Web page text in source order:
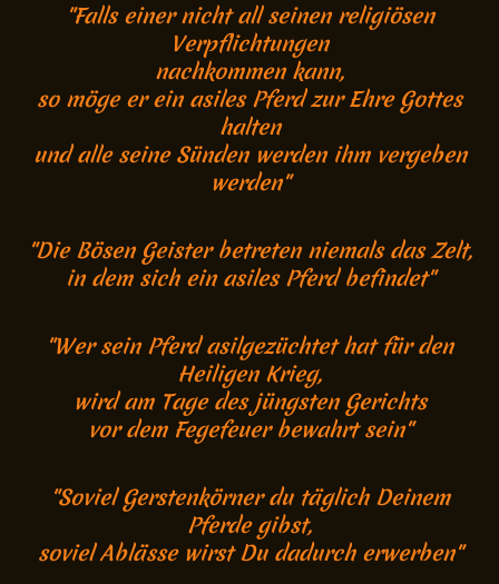
"Falls einer nicht all seinen religiösen
Verpflichtungen
nachkommen kann,
so möge er ein asiles Pferd zur Ehre Gottes
halten
und alle seine Sünden werden ihm vergeben
werden"
"Die Bösen Geister betreten niemals das Zelt,
in dem sich ein asiles Pferd befindet"
"Wer sein Pferd asilgezüchtet hat für den
Heiligen Krieg,
wird am Tage des jüngsten Gerichts
vor dem Fegefeuer bewahrt sein"
"Soviel Gerstenkörner du täglich Deinem
Pferde gibst,
soviel Ablässe wirst Du dadurch erwerben"